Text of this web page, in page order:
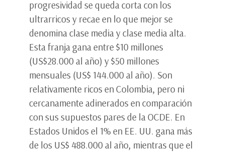
progresividad se queda corta con los
ultrarricos y recae en lo que mejor se
denomina clase media y clase media alta.
Esta franja gana entre $10 millones
(US$28.000 al año) y $50 millones
mensuales (US$ 144.000 al año). Son
relativamente ricos en Colombia, pero ni
cercanamente adinerados en comparación
con sus supuestos pares de la OCDE. En
Estados Unidos el 1% en EE. UU. gana más
de los US$ 488.000 al año, mientras que el